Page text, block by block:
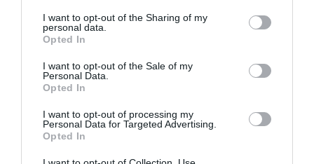
not limited to your visit or usage behaviour. You may click to
grant or deny consent to Google and its third-party tags to
use your data for below specified purposes in below Google
consent section.
I want to opt-out of the Sharing of my
personal data.
Opted In
I want to opt-out of the Sale of my
Personal Data.
Opted In
I want to opt-out of processing my
Personal Data for Targeted Advertising.
Opted In